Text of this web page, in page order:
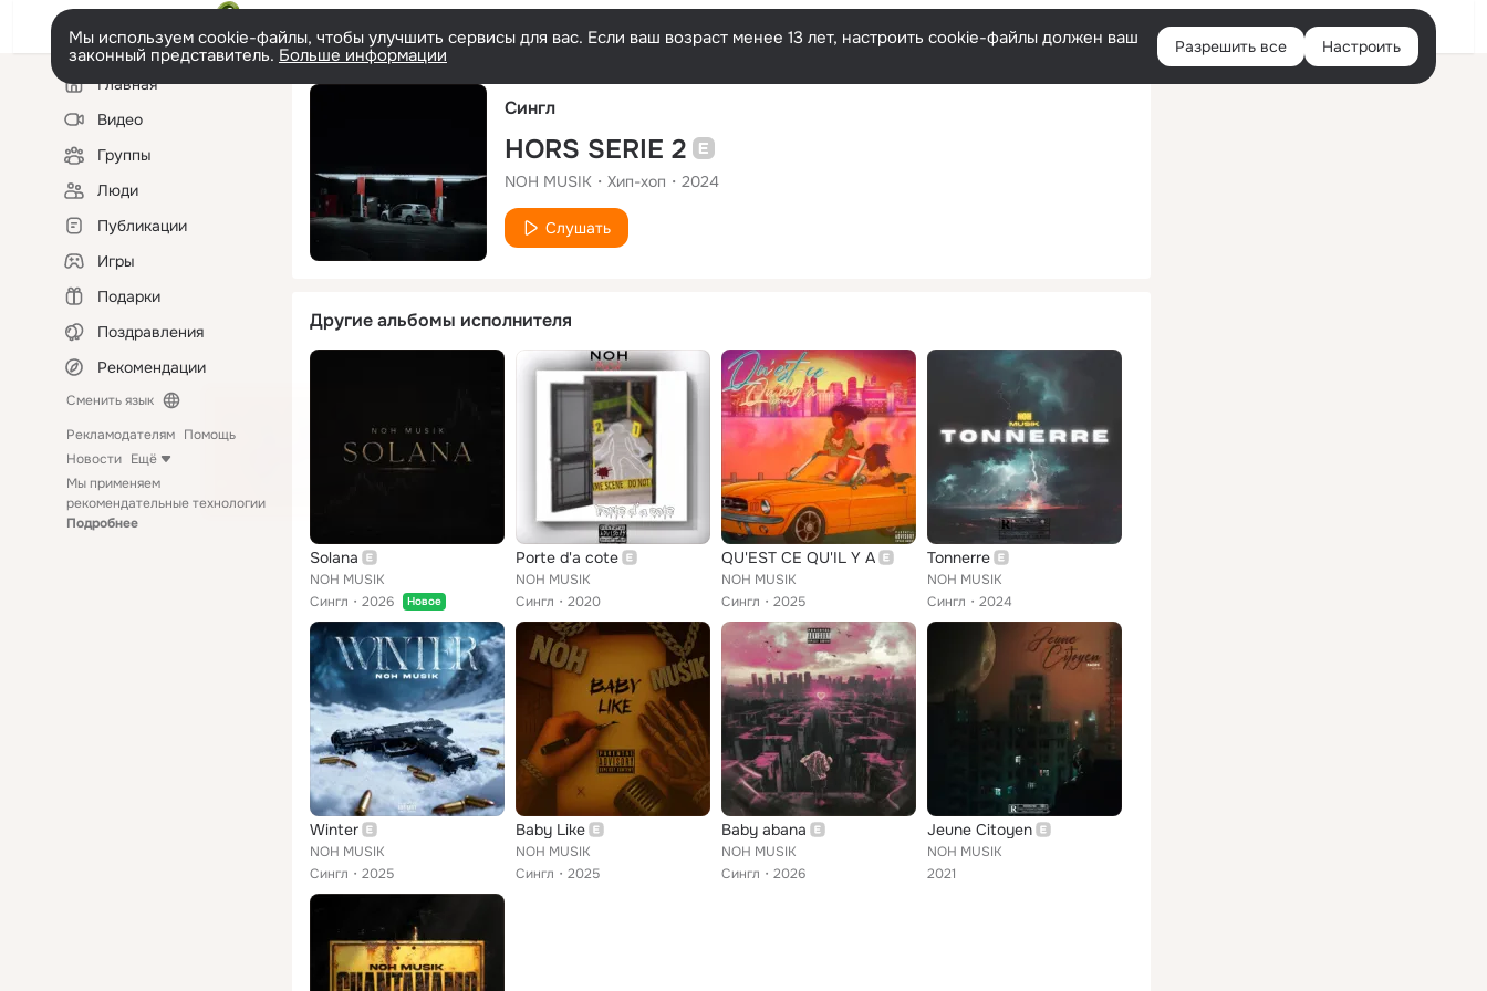
Русский Войти
Мы используем cookie-файлы, чтобы улучшить сервисы для вас. Если ваш возраст менее 13 лет, настроить cookie-файлы должен ваш
законный представитель. Больше информации Разрешить все Настроить
Левая
колонкаГлавная
Видео
Группы
Люди
Публикации
Игры
Подарки
Поздравления
Рекомендации
Сменить язык
Рекламодателям Помощь
Новости Ещё
Мы применяем
рекомендательные технологии
Подробнее
Сингл
HORS SERIE 2
NOH MUSIK Хип-хоп 2024
Слушать
Другие альбомы исполнителя
Solana
NOH MUSIK
Сингл
2026 Новое
Porte d'a cote
NOH MUSIK
Сингл
2020
QU'EST CE QU'IL Y A
NOH MUSIK
Сингл
2025
Tonnerre
NOH MUSIK
Сингл
2024
Winter
NOH MUSIK
Сингл
2025
Baby Like
NOH MUSIK
Сингл
2025
Baby abana
NOH MUSIK
Сингл
2026
Jeune Citoyen
NOH MUSIK
2021